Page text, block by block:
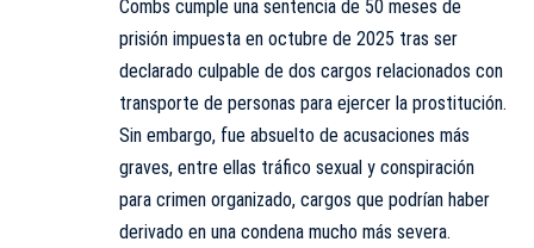
Combs cumple una sentencia de 50 meses de
prisión impuesta en octubre de 2025 tras ser
declarado culpable de dos cargos relacionados con
transporte de personas para ejercer la prostitución.
Sin embargo, fue absuelto de acusaciones más
graves, entre ellas tráfico sexual y conspiración
para crimen organizado, cargos que podrían haber
derivado en una condena mucho más severa.